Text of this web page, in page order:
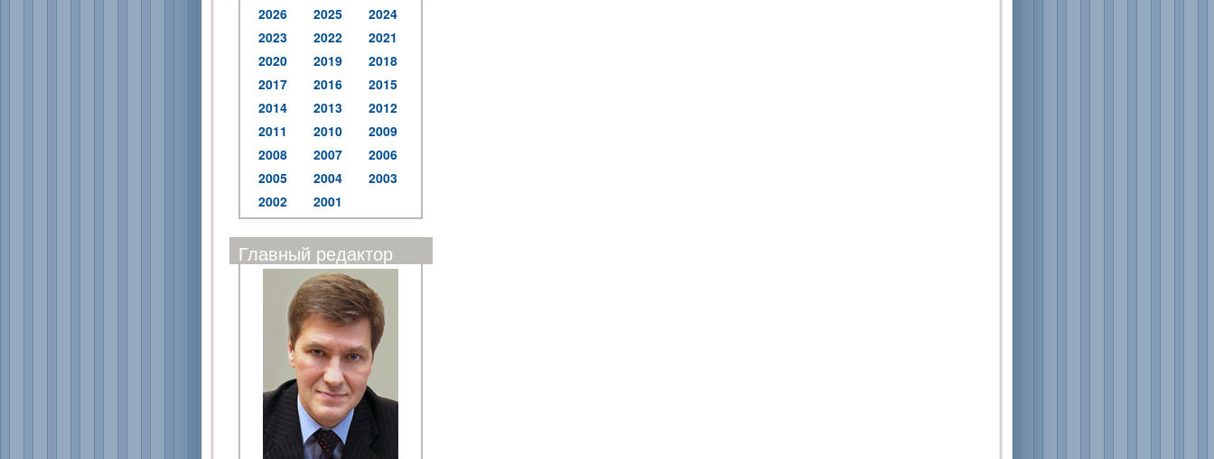
2026 2025
2024
2023
2022
2021
2020
2019
2018
2017
2016
2015
2014
2013
2012
2011
2010
2009
2008
2007
2006
2005
2004
2003
2002
2001
Главный редактор